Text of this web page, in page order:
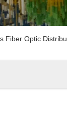
Fiber Optic